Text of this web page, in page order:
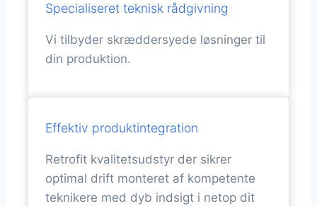
Specialiseret teknisk rådgivning
Vi tilbyder skræddersyede løsninger til
din produktion.
Effektiv produktintegration
Retrofit kvalitetsudstyr der sikrer
optimal drift monteret af kompetente
teknikere med dyb indsigt i netop dit